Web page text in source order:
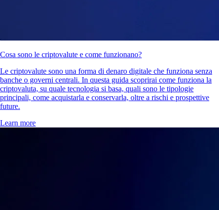
Cosa sono le criptovalute e come funzionano?
Le criptovalute sono una forma di denaro digitale che funziona senza
banche o governi centrali. In questa guida scoprirai come funziona la
criptovaluta, su quale tecnologia si basa, quali sono le tipologie
principali, come acquistarla e conservarla, oltre a rischi e prospettive
future.
Learn more